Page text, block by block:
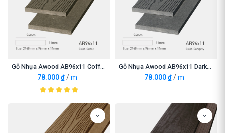
Gỗ Nhựa Awood AB96x11 Coffee
78.000₫ /m
Gỗ Nhựa Awood AB96x11 Darkgrey
78.000₫ /m